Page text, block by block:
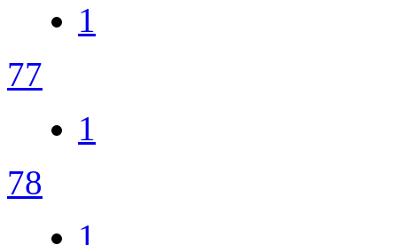
1
77
1
78
1